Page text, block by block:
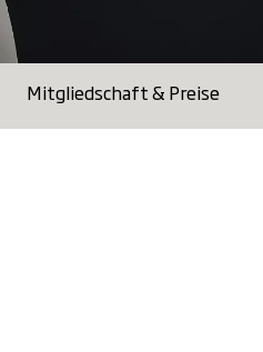
Mitgliedschaft & Preise